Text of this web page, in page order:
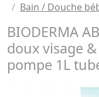
Bain / Douche
BIODERMA
doux visage
pompe 1L